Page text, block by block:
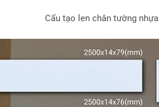
Cấu tạo len chân tường nhựa